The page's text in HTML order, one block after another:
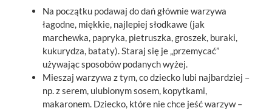
Na początku podawaj do dań głównie warzywa
łagodne, miękkie, najlepiej słodkawe (jak
marchewka, papryka, pietruszka, groszek, buraki,
kukurydza, bataty). Staraj się je „przemycać”
używając sposobów podanych wyżej.
Mieszaj warzywa z tym, co dziecko lubi najbardziej –
np. z serem, ulubionym sosem, kopytkami,
makaronem. Dziecko, które nie chce jeść warzyw –